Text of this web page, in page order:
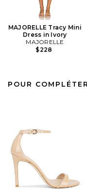
MAJORELLE Tracy Mini
Dress in Ivory
MAJORELLE
$228
POUR